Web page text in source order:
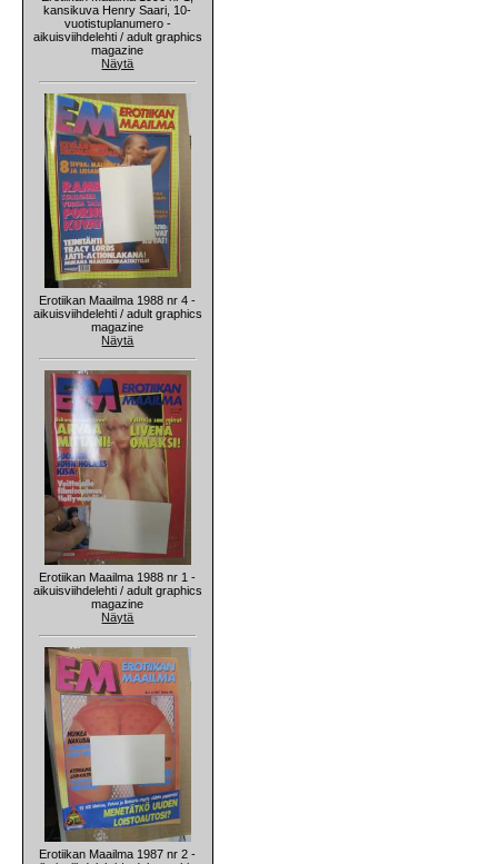
kansikuva Henry Saari, 10-
vuotistuplanumero -
aikuisviihdelehti / adult graphics
magazine
Näytä
Erotiikan Maailma 1988 nr 4 -
aikuisviihdelehti / adult graphics
magazine
Näytä
Erotiikan Maailma 1988 nr 1 -
aikuisviihdelehti / adult graphics
magazine
Näytä
Erotiikan Maailma 1987 nr 2 -